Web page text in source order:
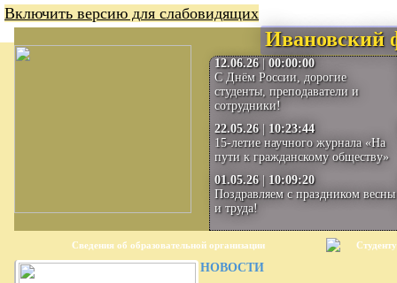
Включить версию для слабовидящих
Ивановский
12.06.26| 00:00:00
С Днём России, дорогие
студенты, преподаватели и
сотрудники!
22.05.26| 10:23:44
15-летие научного журнала «На
пути к гражданскому обществу»
01.05.26| 10:09:20
Поздравляем с праздником весны
и труда!
Сведения об образовательной организации Студенту
НОВОСТИ